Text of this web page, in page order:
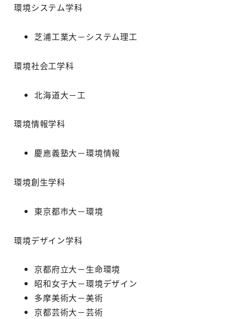
環境システム学科
芝浦工業大－システム理工
環境社会工学科
北海道大－工
環境情報学科
慶應義塾大－環境情報
環境創生学科
東京都市大－環境
環境デザイン学科
京都府立大－生命環境
昭和女子大－環境デザイン
多摩美術大－美術
京都芸術大－芸術